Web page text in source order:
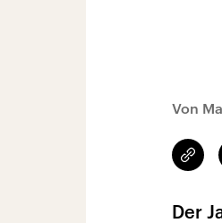
Von
Link
Der